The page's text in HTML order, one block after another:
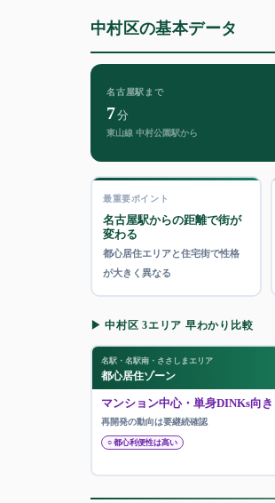
中村区の基本データ
名古屋駅まで
7分
東山線 中村公園駅から
最重要ポイント
名古屋駅からの距離で街が
変わる
都心居住エリアと住宅街で性格
が大きく異なる
▶ 中村区 3エリア 早わかり比較
名駅・名駅南・ささしまエリア
都心居住ゾーン
マンション中心・単身DINKs向き
再開発の動向は要継続確認
○ 都心利便性は高い